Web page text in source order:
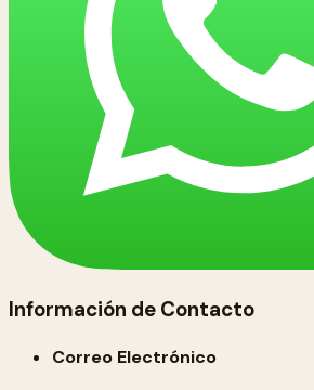
Información de Contacto
Correo Electrónico